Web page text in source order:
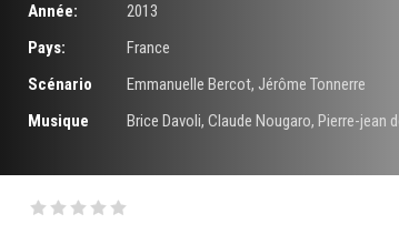
Année:
2013
Pays:
France
Scénario
Emmanuelle Bercot, Jérôme Tonnerre
Musique
Brice Davoli, Claude Nougaro, Pierre-jean